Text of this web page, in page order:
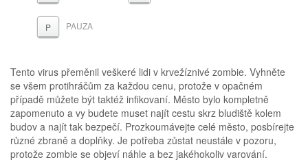
P PAUZA
Tento virus přeměnil veškeré lidi v krvežíznivé zombie. Vyhněte
se všem protihráčům za každou cenu, protože v opačném
případě můžete být taktéž infikovaní. Město bylo kompletně
zapomenuto a vy budete muset najít cestu skrz bludiště kolem
budov a najít tak bezpečí. Prozkoumávejte celé město, posbírejte
různé zbraně a doplňky. Je potřeba zůstat neustále v pozoru,
protože zombie se objeví náhle a bez jakéhokoliv varování.